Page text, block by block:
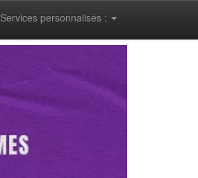
Services personnalisés :